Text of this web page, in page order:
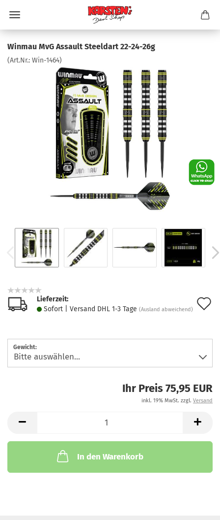
Winmau MvG Assault Steeldart 22-24-26g
(Art.Nr.: Win-1464)
Lieferzeit:
Sofort | Versand DHL 1-3 Tage (Ausland abweichend)
Gewicht:
Ihr Preis 75,95 EUR
inkl. 19% MwSt. zzgl. Versand
In den Warenkorb